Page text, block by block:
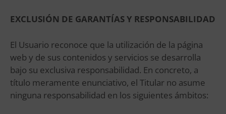
EXCLUSIÓN DE GARANTÍAS Y RESPONSABILIDAD
El Usuario reconoce que la utilización de la página
web y de sus contenidos y servicios se desarrolla
bajo su exclusiva responsabilidad. En concreto, a
título meramente enunciativo, el Titular no asume
ninguna responsabilidad en los siguientes ámbitos: